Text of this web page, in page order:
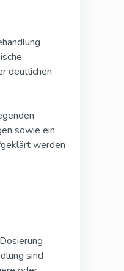
deutlichen
sowie ein
werden
sind